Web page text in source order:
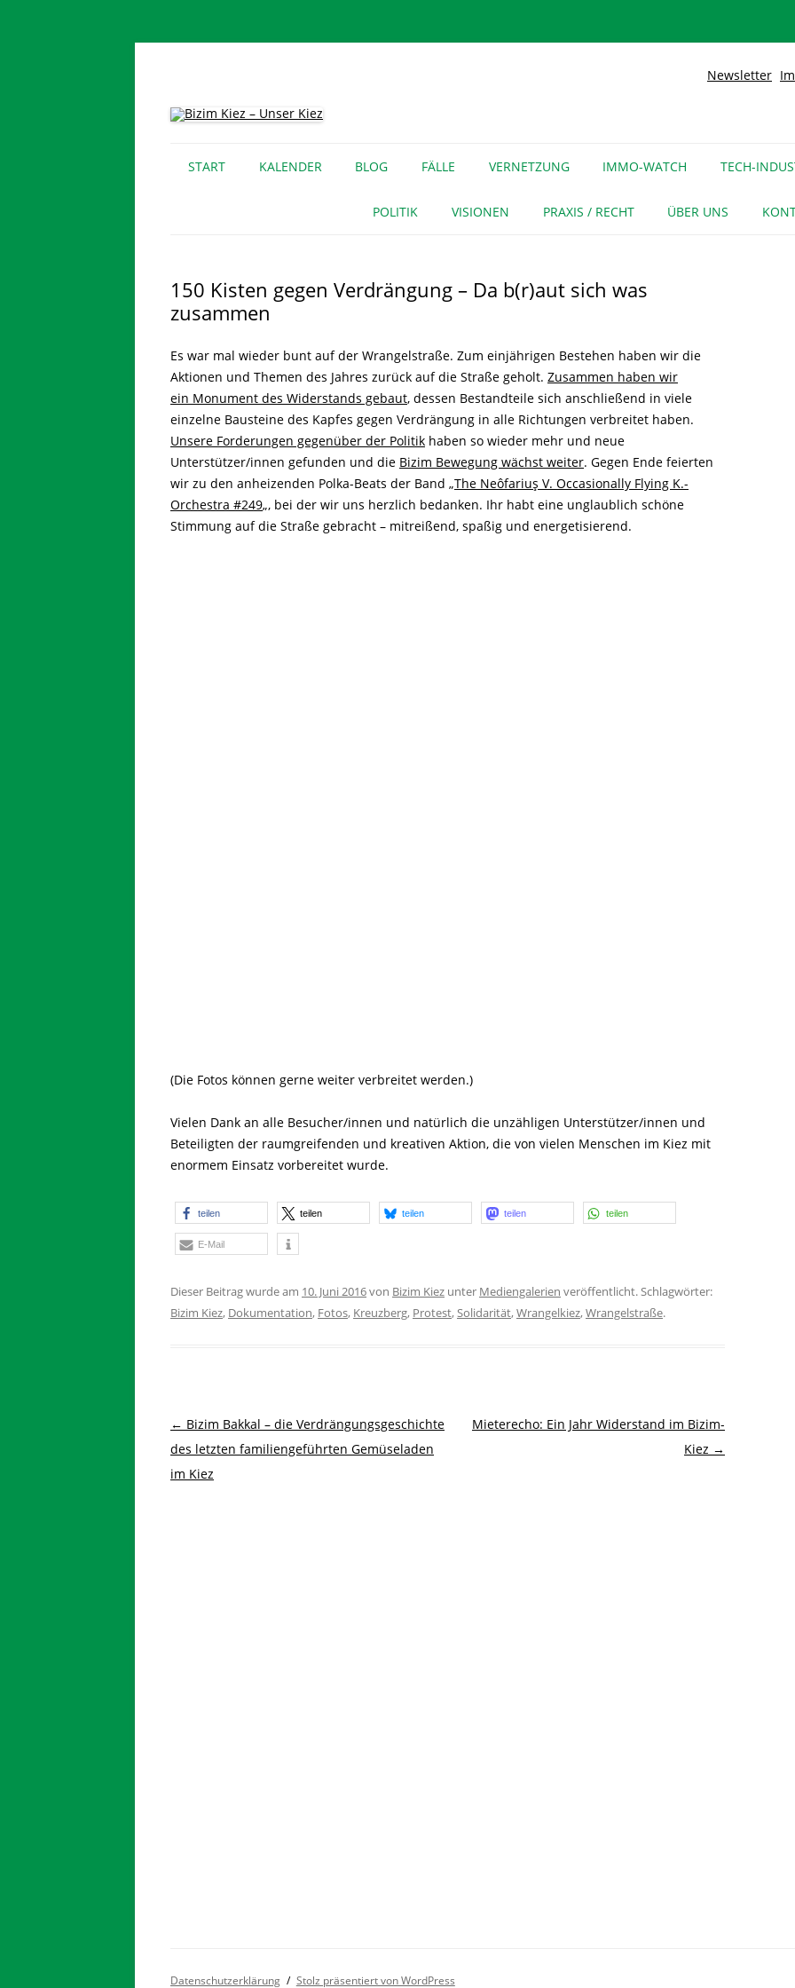
Newsletter
Bizim Kiez – Unser Kiez
Inhalt
springen
START KALENDER BLOG
MEDIENECHO
FÄLLE
GEWERBE
VERNETZUNG
INITIATIVEN
IMMO-WATCH TECH-
POLITIK VISIONEN PRAXIS / RECHT ÜBER UNS
150 Kisten gegen Verdrängung – Da b(r)aut sich was
zusammen
Es war mal wieder bunt auf der Wrangelstraße. Zum einjährigen Bestehen haben wir die
Aktionen und Themen des Jahres zurück auf die Straße geholt. Zusammen haben wir
ein Monument des Widerstands gebaut, dessen Bestandteile sich anschließend in viele
einzelne Bausteine des Kapfes gegen Verdrängung in alle Richtungen verbreitet haben.
Unsere Forderungen gegenüber der Politik haben so wieder mehr und neue
Unterstützer/innen gefunden und die Bizim Bewegung wächst weiter. Gegen Ende feierten
wir zu den anheizenden Polka-Beats der Band „The Neôfariuş V. Occasionally Flying K.-
Orchestra #249„, bei der wir uns herzlich bedanken. Ihr habt eine unglaublich schöne
Stimmung auf die Straße gebracht – mitreißend, spaßig und energetisierend.
(Die Fotos können gerne weiter verbreitet werden.)
Vielen Dank an alle Besucher/innen und natürlich die unzähligen Unterstützer/innen und
Beteiligten der raumgreifenden und kreativen Aktion, die von vielen Menschen im Kiez mit
enormem Einsatz vorbereitet wurde.
teilen teilen teilen teilen teilen
E-Mail
Dieser Beitrag wurde am 10. Juni 2016von Bizim Kiez unter Mediengalerien veröffentlicht. Schlagwörter:
Bizim Kiez, Dokumentation, Fotos, Kreuzberg, Protest,Solidarität,Wrangelkiez,Wrangelstraße.
Beitragsnavigation
← Bizim Bakkal – die Verdrängungsgeschichte
des letzten familiengeführten Gemüseladen
im Kiez
Mieterecho: Ein Jahr Widerstand im Bizim-
Kiez →
Datenschutzerklärung Stolz präsentiert von WordPress